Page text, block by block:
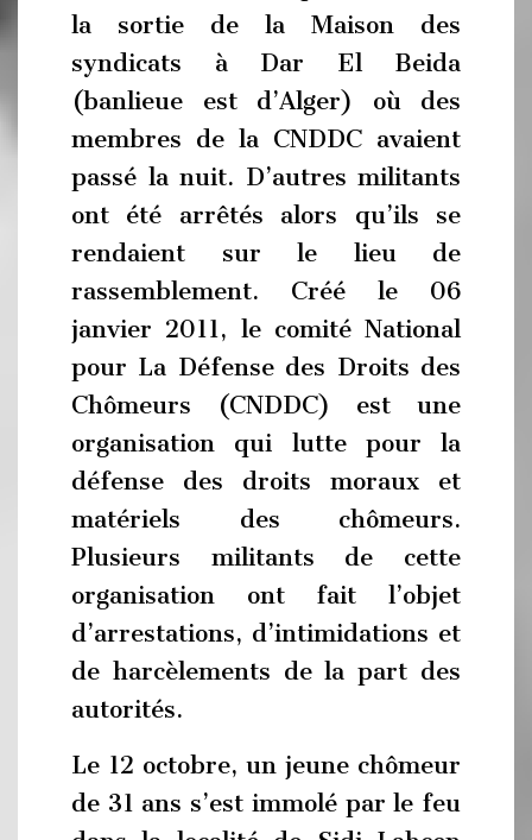
la sortie de la Maison des
syndicats à Dar El Beida
(banlieue est d’Alger) où des
membres de la CNDDC avaient
passé la nuit. D’autres militants
ont été arrêtés alors qu’ils se
rendaient sur le lieu de
rassemblement. Créé le 06
janvier 2011, le comité National
pour La Défense des Droits des
Chômeurs (CNDDC) est une
organisation qui lutte pour la
défense des droits moraux et
matériels des chômeurs.
Plusieurs militants de cette
organisation ont fait l’objet
d’arrestations, d’intimidations et
de harcèlements de la part des
autorités.
Le 12 octobre, un jeune chômeur
de 31 ans s’est immolé par le feu